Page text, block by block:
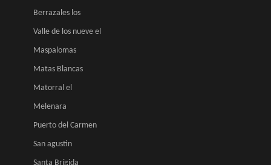
Berrazales los
Valle de los nueve el
Maspalomas
Matas Blancas
Matorral el
Melenara
Puerto del Carmen
San agustin
Santa Brígida